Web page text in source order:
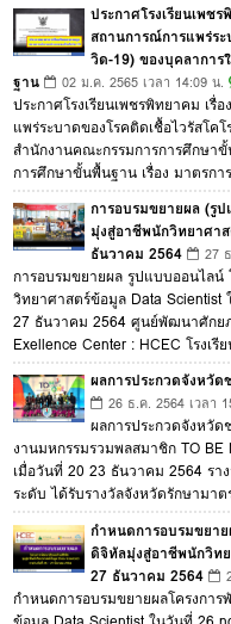
ประกาศโรงเรียนเพช
สถานการณ์การแพร่ร
วิด-19) ของบุคลากา
ฐาน
02 ม.ค. 2565 เวลา 14:09 น.
ประกาศโรงเรียนเพชรพิทยาคม เ
แพร่ระบาดของโรคติดเชื้อไวรัสโค
สำนักงานคณะกรรมการการศึกษา
การศึกษาขั้นพื้นฐาน เรื่อง มาตรก
การอบรมขยายผล (รู
มุ่งสู่อาชีพนักวิทยาศา
ธันวาคม 2564
27
การอบรมขยายผล รูปแบบออนไล
วิทยาศาสตร์ข้อมูล Data
27 ธันวาคม 2564 ศูนย์พัฒนาศักย
Exellence Center : HCEC โรงเรี
ผลการประกวดจังหวัด
26 ธ.ค. 2564 เวลา
ผลการประกวดจังหวัด
งานมหกรรมรวมพลสมาชิก TO BE
เมื่อวันที่ 20 23 ธันวาคม 2564 รา
ระดับ ได้รับรางวัลจังหวัดรักษามา
กำหนดการอบรมขยา
ดิจิทัลมุ่งสู่อาชีพนักวิท
27 ธันวาคม 2564
กำหนดการอบรมขยายผลโครงกา